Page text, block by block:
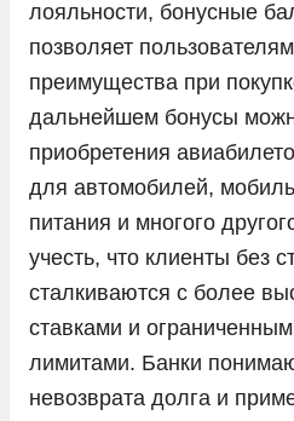
лояльности, бонусные
позволяет
преимущества при
дальнейшем бонусы
приобретения
для автомобилей,
питания и многого
учесть, что клиенты без
сталкиваются с более
ставками и
лимитами. Банки
невозврата долга и